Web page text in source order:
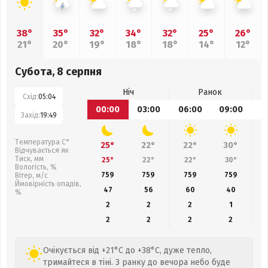
38°
21°
35°
20°
32°
19°
34°
18°
32°
18°
25°
14°
26°
12°
Субота, 8 серпня
Схід:05:04
Захід:19:49
Температура С°
Відчувається як
Тиск, мм
Вологість, %
Вітер, м/с
Ймовірність опадів,
%
Ніч
Ранок
00:00
03:00 06:00 09:00
25° 22° 22° 30°
25° 22° 22° 30°
759
759 759 759
47
56 60 40
2
2 2
1
2
2 2 2
Очікується від +21°C до +38°C, дуже тепло,
тримайтеся в тіні. З ранку до вечора небо буде